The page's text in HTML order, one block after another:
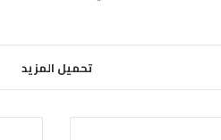
تحميل المزيد